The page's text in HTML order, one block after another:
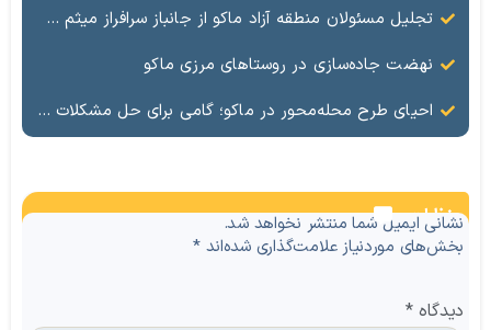
تجلیل مسئولان منطقه آزاد ماکو از جانباز سرافراز میثم سلمان‌زاده
نهضت جاده‌سازی در روستاهای مرزی ماکو
احیای طرح محله‌محور در ماکو؛ گامی برای حل مشکلات روستاها و مناطق کم‌برخوردار
نظرات
نشانی ایمیل شما منتشر نخواهد شد.
بخش‌های موردنیاز علامت‌گذاری شده‌اند*
دیدگاه*